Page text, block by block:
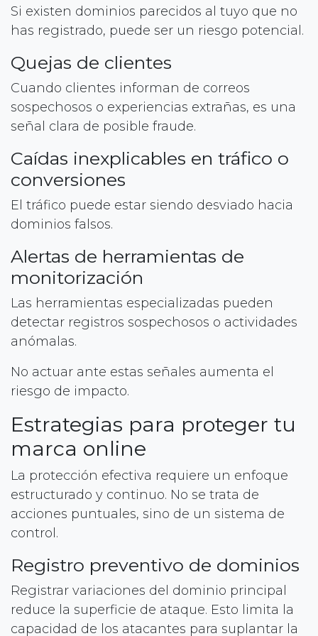
Si existen dominios parecidos al tuyo que no
has registrado, puede ser un riesgo potencial.
Quejas de clientes
Cuando clientes informan de correos
sospechosos o experiencias extrañas, es una
señal clara de posible fraude.
Caídas inexplicables en tráfico o
conversiones
El tráfico puede estar siendo desviado hacia
dominios falsos.
Alertas de herramientas de
monitorización
Las herramientas especializadas pueden
detectar registros sospechosos o actividades
anómalas.
No actuar ante estas señales aumenta el
riesgo de impacto.
Estrategias para proteger tu
marca online
La protección efectiva requiere un enfoque
estructurado y continuo. No se trata de
acciones puntuales, sino de un sistema de
control.
Registro preventivo de dominios
Registrar variaciones del dominio principal
reduce la superficie de ataque. Esto limita la
capacidad de los atacantes para suplantar la